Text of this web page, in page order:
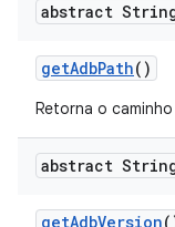
abstract
getAdbPath()
Retorna o
abstract
getAdbVersion